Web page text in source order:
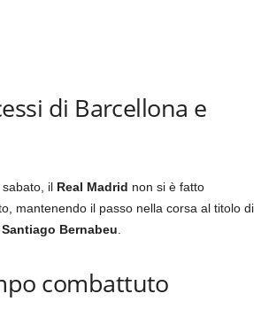
di Barcellona e
il Real Madrid non si è fatto
mantenendo il passo nella corsa al titolo di
Santiago Bernabeu
combattuto